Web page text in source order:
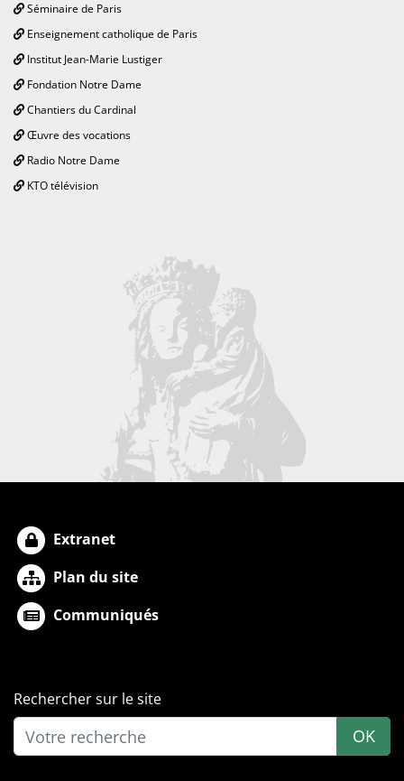
Séminaire de Paris
Enseignement catholique de Paris
Institut Jean-Marie Lustiger
Fondation Notre Dame
Chantiers du Cardinal
Œuvre des vocations
Radio Notre Dame
KTO télévision
Extranet
Plan du site
Communiqués
Rechercher sur le site
OK